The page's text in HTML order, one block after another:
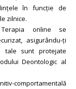
în funcție de
zilnice.
online se
asigurându-ți
tale sunt protejate
Deontologic al
comportamentală